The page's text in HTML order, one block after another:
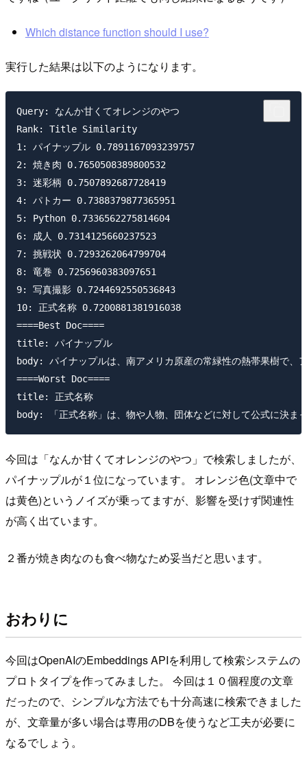
Which distance function should I use?
実行した結果は以下のようになります。
Query: なんか甘くてオレンジのやつ
Rank: Title Similarity
1: パイナップル 0.7891167093239757
2: 焼き肉 0.7650508389800532
3: 迷彩柄 0.7507892687728419
4: パトカー 0.7388379877365951
5: Python 0.7336562275814604
6: 成人 0.7314125660237523
7: 挑戦状 0.7293262064799704
8: 竜巻 0.7256960383097651
9: 写真撮影 0.7244692550536843
10: 正式名称 0.7200881381916038
====Best Doc====
title: パイナップル
body: パイナップルは、南アメリカ原産の常緑性の熱帯果樹で、
====Worst Doc====
title: 正式名称
今回は「なんか甘くてオレンジのやつ」で検索しましたが、
パイナップルが１位になっています。 オレンジ色(文章中で
は黄色)というノイズが乗ってますが、影響を受けず関連性
が高く出ています。
２番が焼き肉なのも食べ物なため妥当だと思います。
おわりに
今回はOpenAIのEmbeddings APIを利用して検索システムの
プロトタイプを作ってみました。 今回は１０個程度の文章
だったので、シンプルな方法でも十分高速に検索できました
が、文章量が多い場合は専用のDBを使うなど工夫が必要に
なるでしょう。